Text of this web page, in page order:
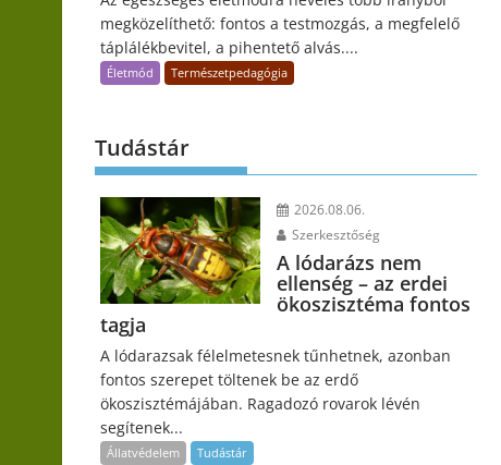
megközelíthető: fontos a testmozgás, a megfelelő
táplálékbevitel, a pihentető alvás....
Életmód Természetpedagógia
Tudástár
2026.08.06.
Szerkesztőség
A lódarázs nem
ellenség – az erdei
ökoszisztéma fontos
tagja
A lódarazsak félelmetesnek tűnhetnek, azonban
fontos szerepet töltenek be az erdő
ökoszisztémájában. Ragadozó rovarok lévén
segítenek...
Állatvédelem Tudástár